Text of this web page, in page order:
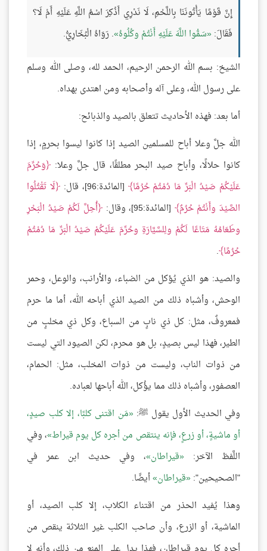
إِنَّ قَوْمًا يَأْتُونَنَا بِاللَّحْمِ، لَا نَدْرِي أَذُكِرَ اسْمُ اللَّهِ عَلَيْهِ أَمْ لَا؟
فَقَالَ: سَمُّوا اللَّهَ عَلَيْهِ أَنْتُمْ وكُلُوهُ . رَوَاهُ الْبُخَارِيُّ.
الشيخ: بسم الله الرحمن الرحيم، الحمد لله، وصلى الله وسلم
على رسول الله، وعلى آله وأصحابه ومن اهتدى بهداه.
أما بعد: فهذه الأحاديث تتعلق بالصيد والذبائح:
الله جلَّ وعلا أباح للمسلمين الصيد إذا كانوا ليسوا بحرمٍ، إذا
كانوا حلالًا، وأباح صيد البحر مطلقًا، قال جلَّ وعلا:
وَحُرِّمَ
عَلَيْكُمْ صَيْدُ الْبَرِّ مَا دُمْتُمْ حُرُمًا [المائدة:96]، قال:
لَا تَقْتُلُوا
الصَّيْدَ وأَنْتُمْ حُرُمٌ [المائدة:95]، وقال:
أُحِلَّ لَكُمْ صَيْدُ الْبَحْرِ
وطَعَامُهُ مَتَاعًا لَكُمْ ولِلسَّيَّارَةِ وحُرِّمَ عَلَيْكُمْ صَيْدُ الْبَرِّ مَا دُمْتُمْ
حُرُمًا .
والصيد: هو الذي يُؤكل من الضباء، والأرانب، والوعل، وحمر
الوحش، وأشباه ذلك من الصيد الذي أباحه الله، أما ما حرم
فمعروفٌ، مثل: كل ذي نابٍ من السباع، وكل ذي مخلبٍ من
الطير، فهذا ليس بصيدٍ، بل هو محرم، لكن الصيود التي ليست
من ذوات الناب، وليست من ذوات المخلب، مثل: الحمام،
العصفور، وأشباه ذلك مما يؤُكل، الله أباحها لعباده.
وفي الحديث الأول يقول ﷺ: مَن اقتنى كلبًا، إلا كلب صيدٍ،
أو ماشيةٍ، أو زرعٍ، فإنه ينتقص من أجره كل يوم قيراط ، وفي
اللَّفظ الآخر:
قيراطان ، وفي حديث ابن عمر في
"الصحيحين": قيراطان أيضًا.
وهذا يُفيد الحذر من اقتناء الكلاب، إلا كلب الصيد، أو
الماشية، أو الزرع، وأن صاحب الكلب غير الثلاثة ينقص من